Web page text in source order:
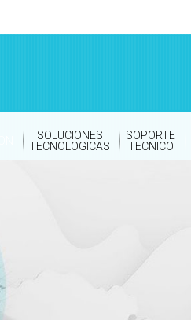
SOLUCIONES
TECNOLOGICAS
SOPORTE
TECNICO